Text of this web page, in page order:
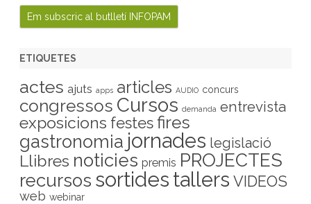
ETIQUETES
actes ajuts apps articles AUDIO concurs
congressos Cursos demanda entrevista
exposicions festesfires
gastronomia jornades legislació
Llibres noticies premis PROJECTES
recursos sortides tallers VIDEOS
web webinar